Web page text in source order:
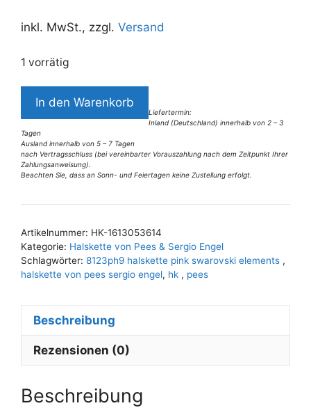
inkl. MwSt., zzgl. Versand
1 vorrätig
8123PH9
Halskette
pink
mit
hochwertigen
Glaskristallen
In den Warenkorb
Liefertermin:
Inland (Deutschland) innerhalb von 2 – 3
Tagen
Ausland innerhalb von 5 – 7 Tagen
nach Vertragsschluss (bei vereinbarter Vorauszahlung nach dem Zeitpunkt Ihrer
Zahlungsanweisung).
Beachten Sie, dass an Sonn- und Feiertagen keine Zustellung erfolgt.
l
e
r
n
e
Artikelnummer: HK-1613053614
Kategorie: Halskette von Pees & Sergio Engel
Schlagwörter: 8123ph9 halskette pink swarovski elements ,
halskette von pees sergio engel, hk , pees
Beschreibung
Rezensionen (0)
Beschreibung